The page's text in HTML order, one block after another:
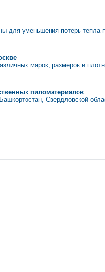
для уменьшения потерь тепла
марок, размеров и
пиломатериалов
Свердловской